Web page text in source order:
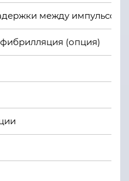
между импульсом
(опция)